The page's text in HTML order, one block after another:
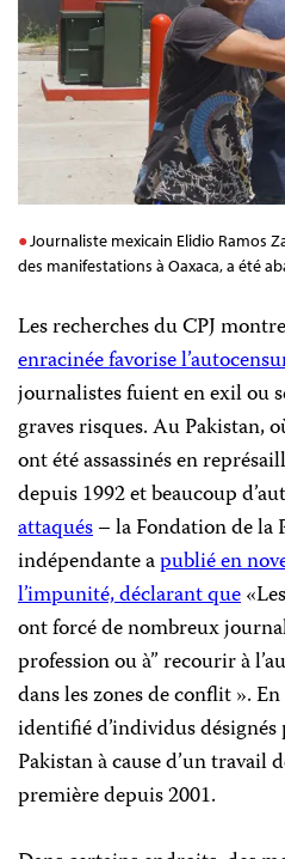
Journaliste mexicain Elidio Ramos
des manifestations à Oaxaca, a été
Les recherches du CPJ
enracinée favorise
journalistes fuient en exil ou
graves risques. Au Pakistan,
ont été assassinés en
depuis 1992 et beaucoup
attaqués– la Fondation de la
indépendante apublié en
l’impunité, déclarant que
ont forcé de nombreux
profession ou à” recourir à
dans les zones de conflit ». En
identifié d’individus désignés
Pakistan à cause d’un travail
première depuis 2001.